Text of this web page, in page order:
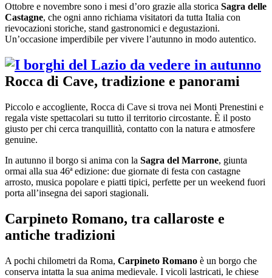
Ottobre e novembre sono i mesi d’oro grazie alla storica Sagra delle
Castagne, che ogni anno richiama visitatori da tutta Italia con
rievocazioni storiche, stand gastronomici e degustazioni.
Un’occasione imperdibile per vivere l’autunno in modo autentico.
Rocca di Cave, tradizione e panorami
Piccolo e accogliente, Rocca di Cave si trova nei Monti Prenestini e
regala viste spettacolari su tutto il territorio circostante. È il posto
giusto per chi cerca tranquillità, contatto con la natura e atmosfere
genuine.
In autunno il borgo si anima con la Sagra del Marrone, giunta
ormai alla sua 46ª edizione: due giornate di festa con castagne
arrosto, musica popolare e piatti tipici, perfette per un weekend fuori
porta all’insegna dei sapori stagionali.
Carpineto Romano, tra callaroste e
antiche tradizioni
A pochi chilometri da Roma, Carpineto Romano è un borgo che
conserva intatta la sua anima medievale. I vicoli lastricati, le chiese